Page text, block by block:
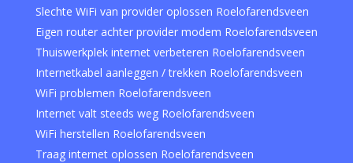
Slechte WiFi van provider oplossen Roelofarendsveen
Eigen router achter provider modem Roelofarendsveen
Thuiswerkplek internet verbeteren Roelofarendsveen
Internetkabel aanleggen / trekken Roelofarendsveen
WiFi problemen Roelofarendsveen
Internet valt steeds weg Roelofarendsveen
WiFi herstellen Roelofarendsveen
Traag internet oplossen Roelofarendsveen